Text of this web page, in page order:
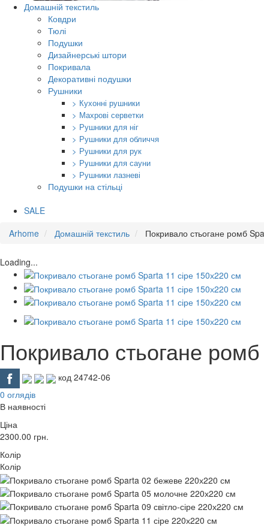
Домашній текстиль
Ковдри
Тюлі
Подушки
Дизайнерські штори
Покривала
Декоративні подушки
Рушники
> Кухонні рушники
> Махрові серветки
> Рушники для ніг
> Рушники для обличчя
> Рушники для рук
> Рушники для сауни
> Рушники лазневі
Подушки на стільці
SALE
Arhome
Домашній текстиль Покривало стьогане ромб
Loading...
Покривало стьогане
код 24742-06
0 оглядів
В наявності
Ціна
2300.00 грн.
Колір
Колір